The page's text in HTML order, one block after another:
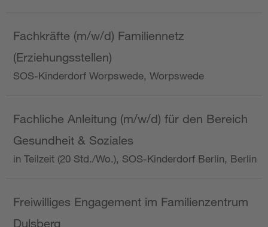
Fachkräfte (m/w/d) Familiennetz
(Erziehungsstellen)
SOS-Kinderdorf Worpswede, Worpswede
Fachliche Anleitung (m/w/d) für den Bereich
Gesundheit & Soziales
in Teilzeit (20 Std./Wo.), SOS-Kinderdorf Berlin, Berlin
Freiwilliges Engagement im Familienzentrum
Dulsberg